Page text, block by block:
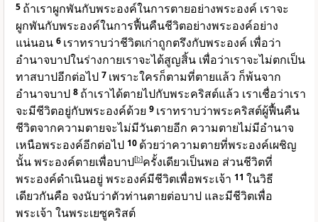
5 ถ้าเราผูกพันกับพระองค์ในการตายอย่างพระองค์ เราจะ
ผูกพันกับพระองค์ในการฟื้นคืนชีวิตอย่างพระองค์อย่าง
แน่นอน 6 เราทราบว่าชีวิตเก่าถูกตรึงกับพระองค์ เพื่อว่า
อำนาจบาปในร่างกายเราจะได้สูญสิ้น เพื่อว่าเราจะไม่ตกเป็น
ทาสบาปอีกต่อไป 7 เพราะใครก็ตามที่ตายแล้ว ก็พ้นจาก
อำนาจบาป 8 ถ้าเราได้ตายไปกับพระคริสต์แล้ว เราเชื่อว่าเรา
จะมีชีวิตอยู่กับพระองค์ด้วย 9 เราทราบว่าพระคริสต์ผู้ฟื้นคืน
ชีวิตจากความตายจะไม่มีวันตายอีก ความตายไม่มีอำนาจ
เหนือพระองค์อีกต่อไป 10 ด้วยว่าความตายที่พระองค์เผชิญ
นั้น พระองค์ตายเพื่อบาป[b]ครั้งเดียวเป็นพอ ส่วนชีวิตที่
พระองค์ดำเนินอยู่ พระองค์มีชีวิตเพื่อพระเจ้า 11 ในวิธี
เดียวกันคือ จงนับว่าตัวท่านตายต่อบาป และมีชีวิตเพื่อ
พระเจ้า ในพระเยซูคริสต์